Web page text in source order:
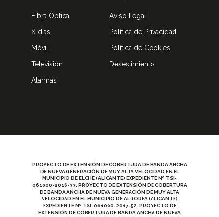
Fibra Óptica
X días
Móvil
Televisión
Alarmas
Aviso Legal
Política de Privacidad
Política de Cookies
Desestimiento
PROYECTO DE EXTENSIÓN DE COBERTURA DE BANDA ANCHA
DE NUEVA GENERACIÓN DE MUY ALTA VELOCIDAD EN EL
MUNICIPIO DE ELCHE (ALICANTE) EXPEDIENTE Nº TSI-
061000-2016-33. PROYECTO DE EXTENSIÓN DE COBERTURA
DE BANDA ANCHA DE NUEVA GENERACIÓN DE MUY ALTA
VELOCIDAD EN EL MUNICIPIO DE ALGORFA (ALICANTE)
EXPEDIENTE Nº TSI-061000-2017-52. PROYECTO DE
EXTENSIÓN DE COBERTURA DE BANDA ANCHA DE NUEVA